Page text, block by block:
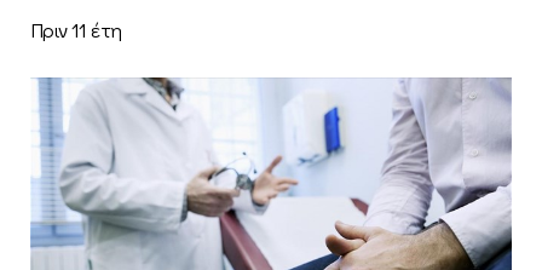
Πριν 11 έτη